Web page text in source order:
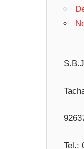
Tel.: